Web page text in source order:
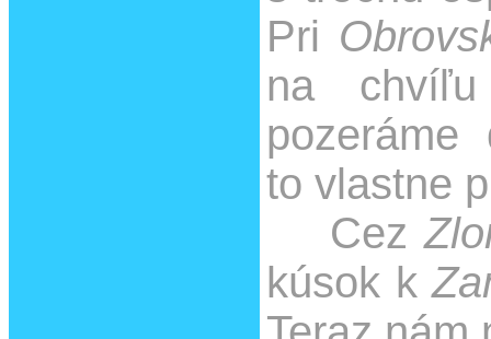
Pri
na
to vlastne
Cez
kúsok k